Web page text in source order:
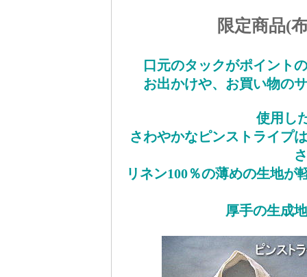
限定商品
口元のタックがポイント
お出かけや、お買い物の
使用し
さわやかなピンストライプ
リネン100％の薄めの生地が
厚手の生成